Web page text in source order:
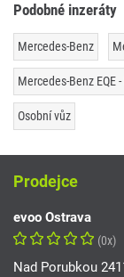
Podobné inzeráty
Mercedes-Benz
Mercedes-Benz EQE
Osobní vůz
Prodejce
evoo Ostrava
(0x)
Nad Porubkou